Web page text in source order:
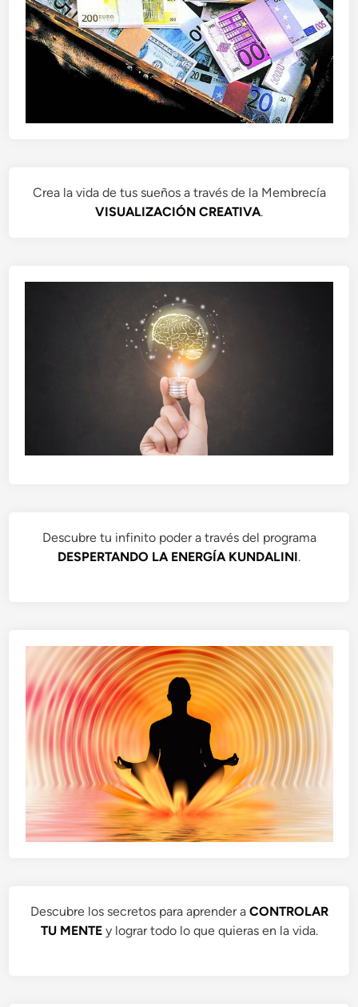
Crea la vida de tus sueños a través de la Membrecía
VISUALIZACIÓN CREATIVA.
Descubre tu infinito poder a través del programa
DESPERTANDO LA ENERGÍA KUNDALINI.
Descubre los secretos para aprender a CONTROLAR
TU MENTEy lograr todo lo que quieras en la vida.